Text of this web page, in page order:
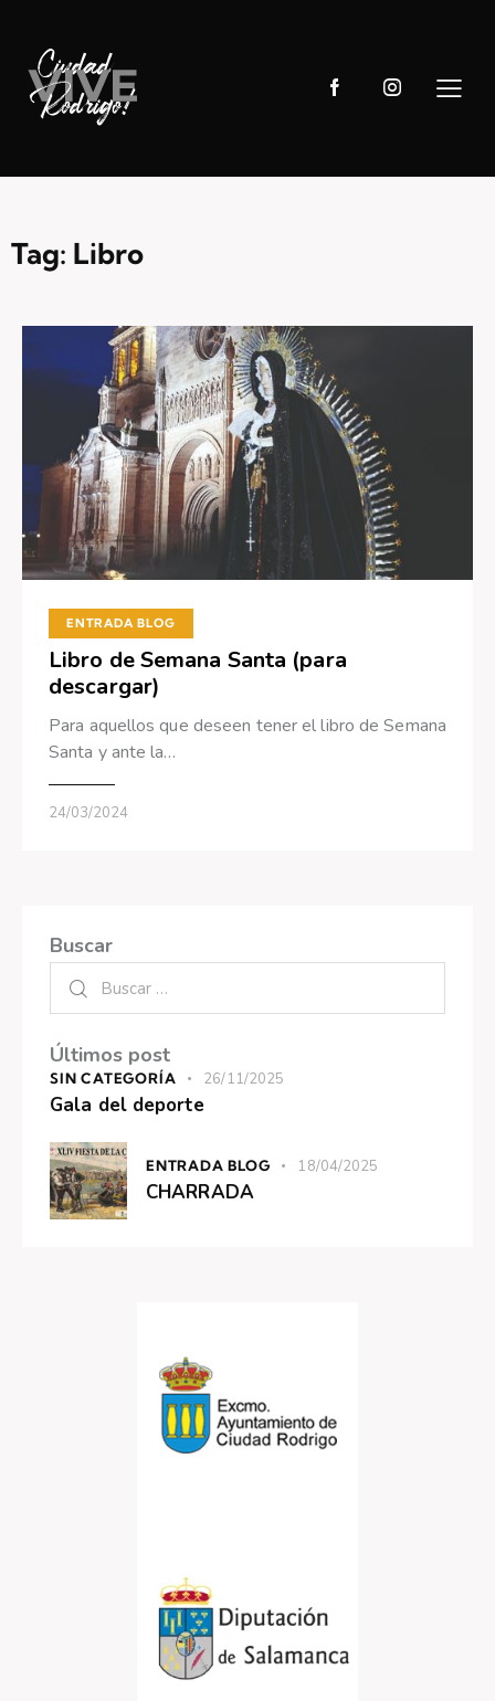
Tag: Libro
ENTRADA BLOG
Libro de Semana Santa (para
descargar)
Para aquellos que deseen tener el libro de Semana
Santa y ante la…
24/03/2024
Buscar
Últimos post
SIN CATEGORÍA 26/11/2025
Gala del deporte
ENTRADA BLOG 18/04/2025
CHARRADA